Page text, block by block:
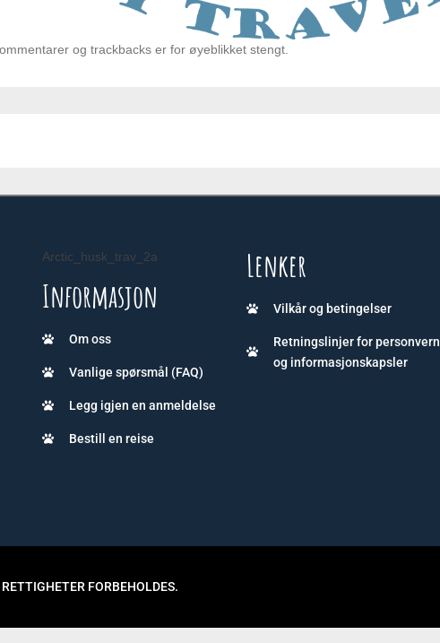
og trackbacks er for øyeblikket stengt.
Arctic_husk_trav_2a
Informasjon
Om oss
Vanlige spørsmål (FAQ)
Legg igjen en anmeldelse
Bestill en reise
Lenker
Vilkår og betingelser
Retningslinjer for personvern
og informasjonskapsler
FORBEHOLDES.